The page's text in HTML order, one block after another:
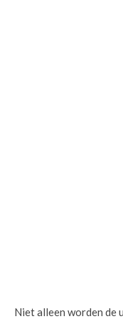
Niet alleen worden de